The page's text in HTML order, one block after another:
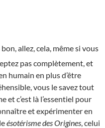
bon, allez, cela, même si vous
pas complètement, et
humain en plus d’être
vous le savez tout
et c’est là l’essentiel pour
et expérimenter en
ésotérisme des Origines , celui